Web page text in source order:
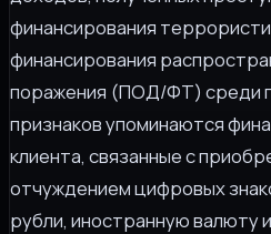
финансирования
финансирования
поражения (ПОД/ФТ) среди
признаков упоминаются
клиента, связанные с
отчуждением цифровых
рубли, иностранную валюту